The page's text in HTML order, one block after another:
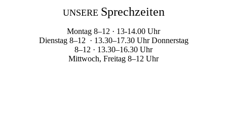
UNSERE Sprechzeiten
Montag 8–12 · 13-14.00 Uhr
Dienstag 8–12 · 13.30–17.30 Uhr Donnerstag
8–12 · 13.30–16.30 Uhr
Mittwoch, Freitag 8–12 Uhr